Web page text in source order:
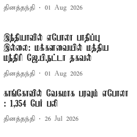
தினத்தந்தி 01 Aug 2026
இந்தியாவில் எபோலா பாதிப்பு
இல்லை: மக்களவையில் மத்திய
மந்திரி ஜே.பி.நட்டா தகவல்
தினத்தந்தி 01 Aug 2026
காங்கோவில் வேகமாக பரவும் எபோலா
: 1,354 பேர் பலி
தினத்தந்தி 26 Jul 2026